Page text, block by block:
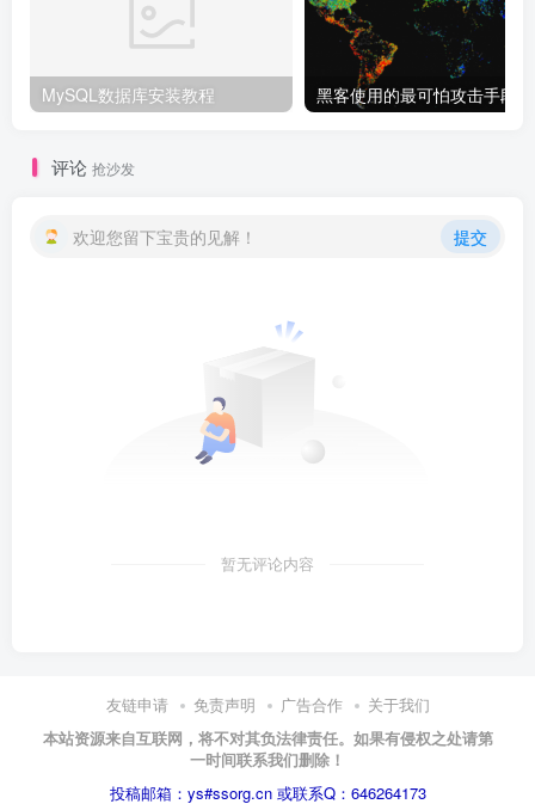
MySQL数据库安装教程
评论 抢沙发
欢迎您留下宝贵的见解！ 提交
暂无评论内容
友链申请 免责声明 广告合作
关于我们
本站资源来自互联网，将不对其负法律责任。如果有侵权之处请第
一时间联系我们删除！
投稿邮箱：ys#ssorg.cn 或联系Q：646264173